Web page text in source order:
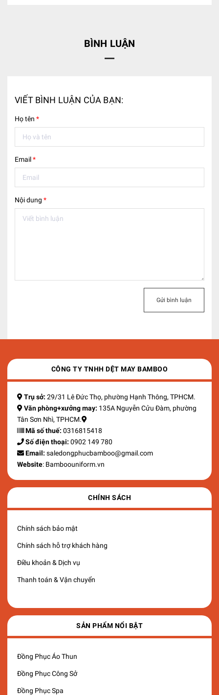
BÌNH LUẬN
VIẾT BÌNH LUẬN CỦA BẠN:
Họ tên *
Email*
Nội dung *
Gửi bình luận
CÔNG TY TNHH DỆT MAY BAMBOO
Trụ sở: 29/31 Lê Đức Thọ, phường Hạnh Thông, TPHCM.
Văn phòng+xưởng may: 135A Nguyễn Cửu Đàm, phường
Tân Sơn Nhì, TPHCM.
Mã số thuế: 0316815418
Số điện thoại: 0902 149 780
Email: saledongphucbamboo@gmail.com
Website: Bamboouniform.vn
CHÍNH SÁCH
Chính sách bảo mật
Chính sách hỗ trợ khách hàng
Điều khoản & Dịch vụ
Thanh toán & Vận chuyển
SẢN PHẨM NỔI BẬT
Đồng Phục Áo Thun
Đồng Phục Công Sở
Đồng Phục Spa